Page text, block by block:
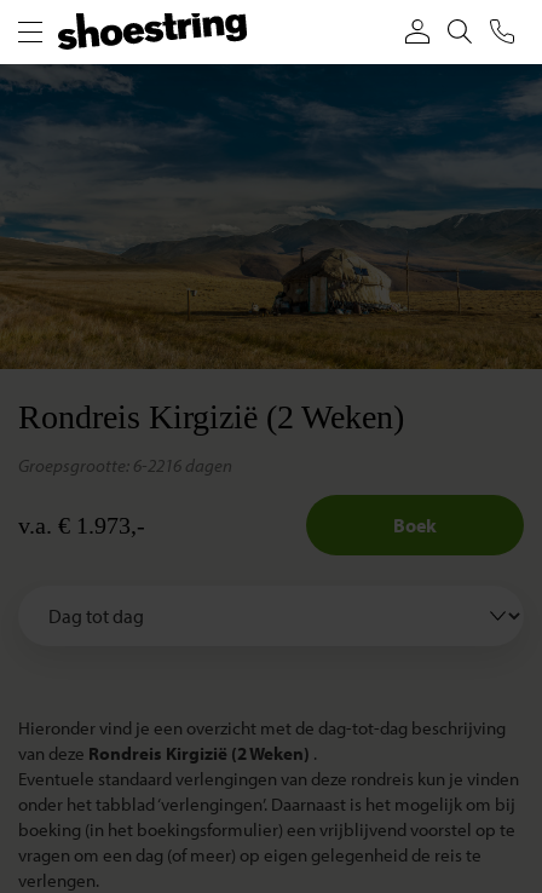
Rondreis Kirgizië (2 Weken)
Boek
v.a. € 1.973,-
groepsgrootte: 6-22 16 dagen
Hieronder vind je een overzicht met de dag-tot-dag beschrijving
van deze Rondreis Kirgizië (2 Weken) .
Eventuele standaard verlengingen van deze rondreis kun je vinden
onder het tabblad ‘verlengingen’. Daarnaast is het mogelijk om bij
boeking (in het boekingsformulier) een vrijblijvend voorstel op te
vragen om een dag (of meer) op eigen gelegenheid de reis te
verlengen.